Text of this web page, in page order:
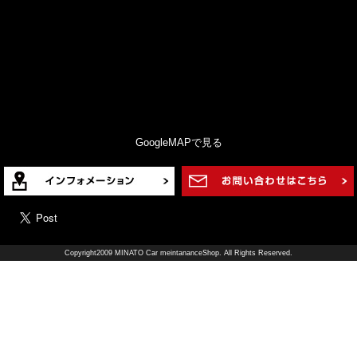
GoogleMAPで見る
Copyright2009 MINATO Car meintananceShop. All Rights Reserved.